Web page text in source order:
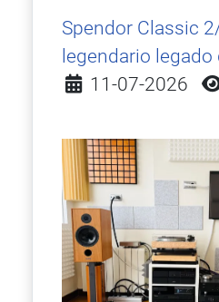
Spendor Classic
legendario legado
Detalles
11-07-2026